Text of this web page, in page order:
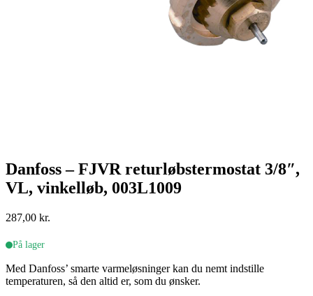
Danfoss – FJVR returløbstermostat 3/8″,
VL, vinkelløb, 003L1009
287,00 kr.
På lager
Med Danfoss’ smarte varmeløsninger kan du nemt indstille
temperaturen, så den altid er, som du ønsker.